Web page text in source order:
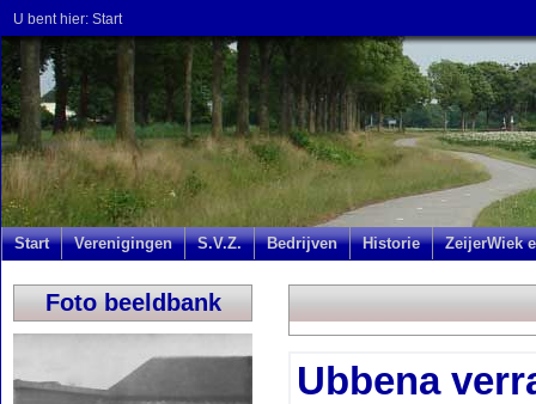
U bent hier: Start
Start Verenigingen S.V.Z. Bedrijven Historie ZeijerWiek
Foto beeldbank
Ubbena